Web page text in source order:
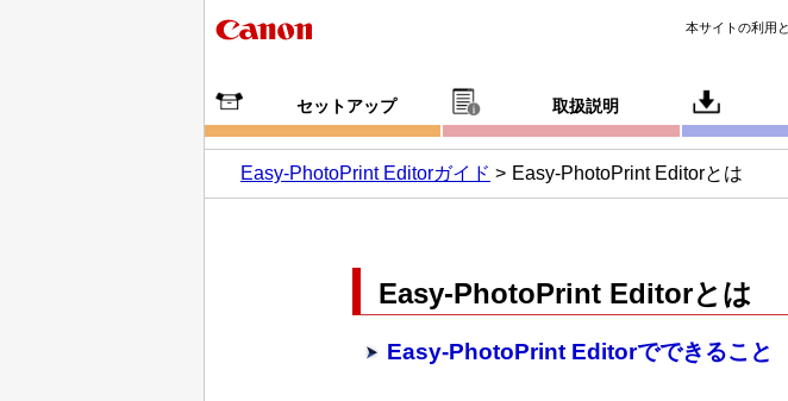
本サイトの利用
セットアップ 取扱説明
Easy-PhotoPrint Editorガイド Easy-PhotoPrint Editorとは
Easy-PhotoPrint Editorとは
Easy-PhotoPrint Editorでできること